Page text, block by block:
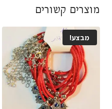
מוצרים קשורים
מבצע!